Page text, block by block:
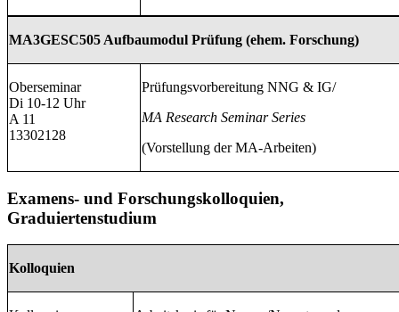
MA3GESC505 Aufbaumodul Prüfung (ehem. Forschung)
Oberseminar
Di 10-12 Uhr
A 11
13302128
Prüfungsvorbereitung NNG & IG/
MA Research Seminar Series
(Vorstellung der MA-Arbeiten)
Examens- und Forschungskolloquien,
Graduiertenstudium
Kolloquien